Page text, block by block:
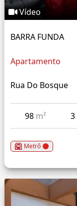
Vídeo
BARRA FUNDA
Apartamento
Rua Do Bosque
98 m² 3
Metrô